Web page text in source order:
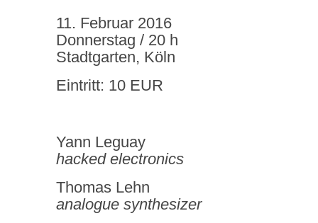
11. Februar 2016
Donnerstag / 20 h
Stadtgarten, Köln
Eintritt: 10 EUR
Yann Leguay
hacked electronics
Thomas Lehn
analogue synthesizer